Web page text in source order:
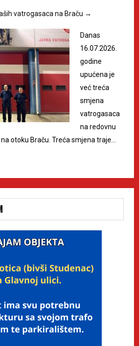
vatrogasaca na Braču →
Danas
16.07.2026.
godine
upućena je
već treća
smjena
vatrogasaca
na redovnu
otoku Braču. Treća smjena traje…